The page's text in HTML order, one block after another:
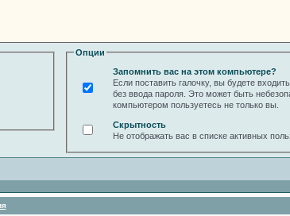
Опции
Запомнить вас на этом компьютере?
Если поставить галочку, вы будете
без ввода пароля. Это может быть
компьютером пользуетесь не только вы.
Скрытность
Не отображать вас в списке активных